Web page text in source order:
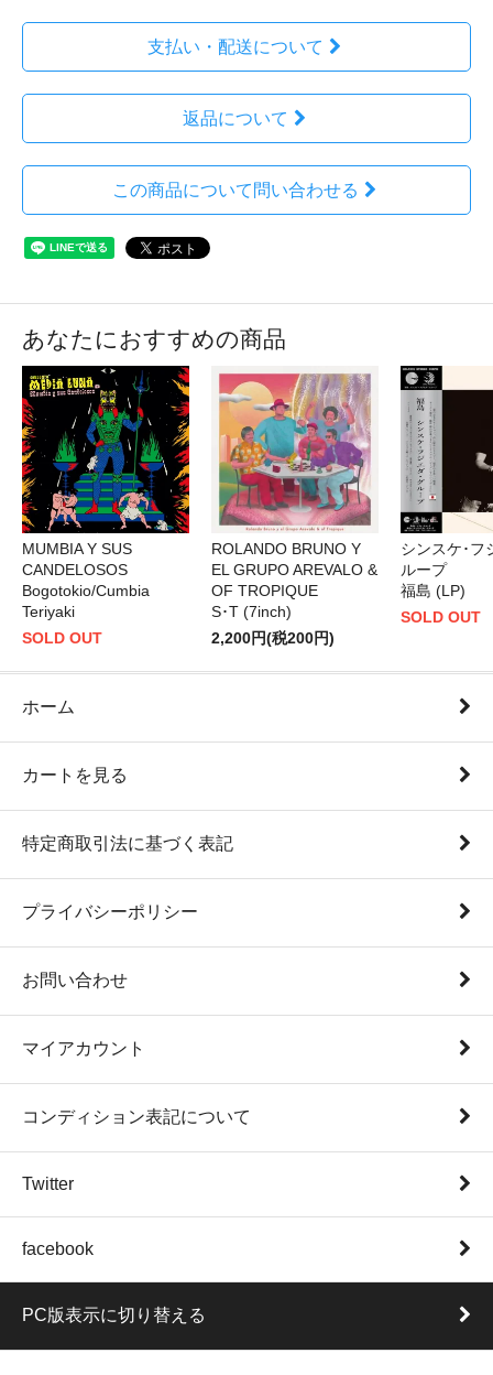
支払い・配送について
返品について
この商品について問い合わせる
あなたにおすすめの商品
MUMBIA Y SUS
CANDELOSOS
Bogotokio/Cumbia
Teriyaki
SOLD OUT
ROLANDO BRUNO Y
EL GRUPO AREVALO &
OF TROPIQUE
S･T (7inch)
2,200円(税200円)
シンスケ･フ
ループ
福島 (LP)
SOLD OUT
ホーム
カートを見る
特定商取引法に基づく表記
プライバシーポリシー
お問い合わせ
マイアカウント
コンディション表記について
Twitter
facebook
PC版表示に切り替える